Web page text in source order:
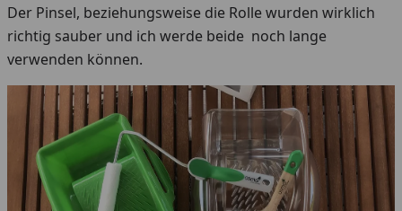
Der Pinsel, beziehungsweise die Rolle wurden wirklich
richtig sauber und ich werde beide noch lange
verwenden können.